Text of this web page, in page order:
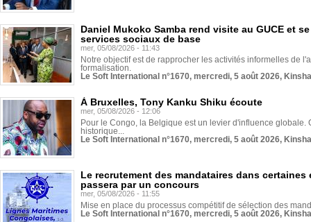
Daniel Mukoko Samba rend visite au GUCE et
services sociaux de base
mer, 05/08/2026 - 11:43
Notre objectif est de rapprocher les activités informelles de
formalisation.
Le Soft International n°1670, mercredi, 5 août 2026,
À Bruxelles, Tony Kanku Shiku écoute
mer, 05/08/2026 - 12:06
Pour le Congo, la Belgique est un levier d'influence globale.
historique...
Le Soft International n°1670, mercredi, 5 août 2026,
Le recrutement des mandataires dans
passera par un concours
mer, 05/08/2026 - 11:55
Mise en place du processus compétitif de sélection des
Le Soft International n°1670, mercredi, 5 août 2026,